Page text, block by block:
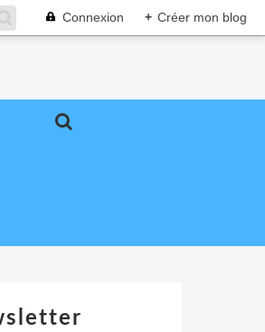
Connexion + Créer mon blog